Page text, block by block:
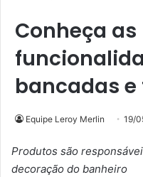
Conheça as
bancadas
Equipe Leroy Merlin 19/
Produtos são
decoração do banheiro